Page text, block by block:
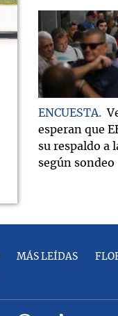
ENCUESTA
esperan que
su respaldo a
según sondeo
MÁS LEÍDAS